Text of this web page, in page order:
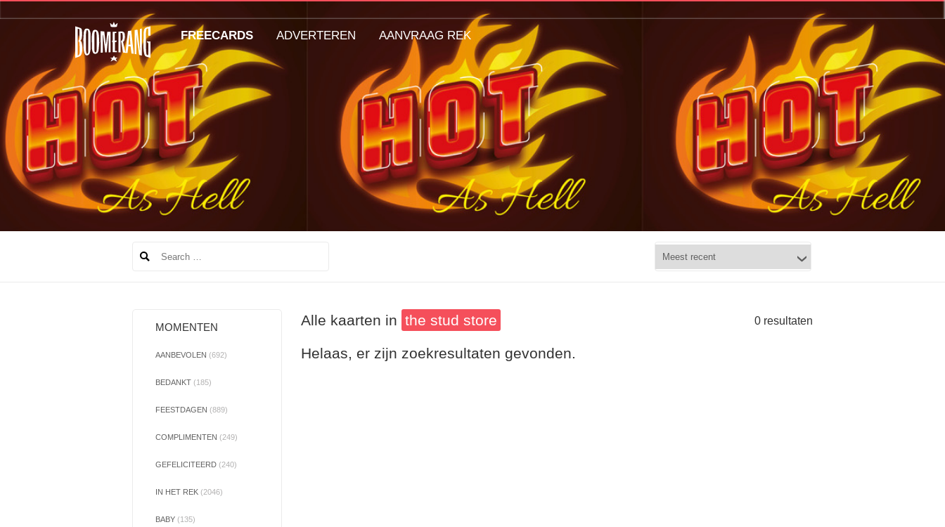
MOMENTEN
AANBEVOLEN (692)
BEDANKT (185)
FEESTDAGEN (889)
COMPLIMENTEN (249)
GEFELICITEERD (240)
IN HET REK (2046)
BABY (135)
Alle kaarten in the stud store 0 resultaten
Helaas, er zijn zoekresultaten gevonden.
FREECARDS ADVERTEREN AANVRAAG REK